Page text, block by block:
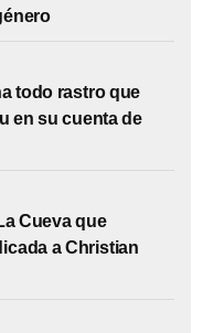
todo rastro que
en su cuenta de
Cueva que
a Christian